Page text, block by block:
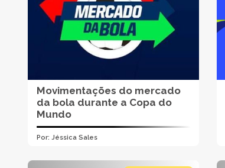
Movimentações do mercado
da bola durante a Copa do
Mundo
Por: Jéssica Sales